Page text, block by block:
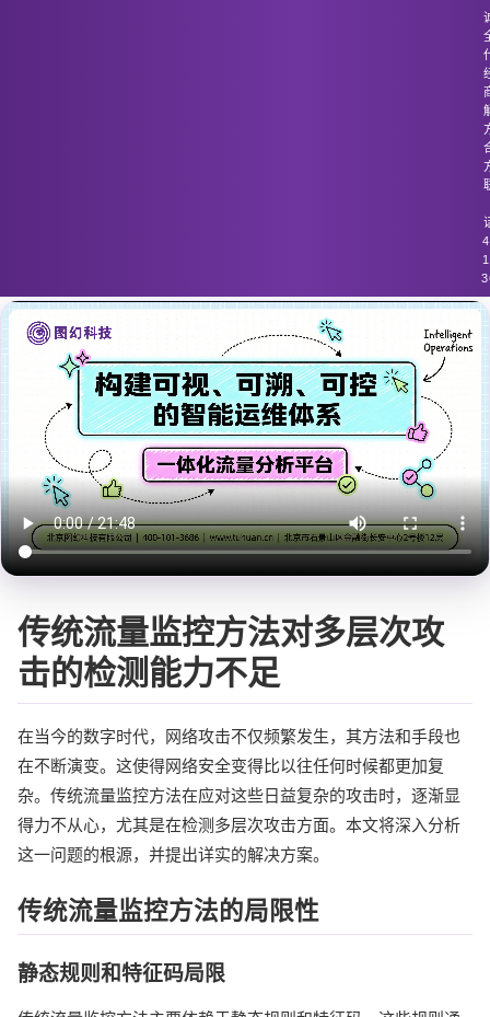
传统流量监控方法对多层次攻
击的检测能力不足
在当今的数字时代，网络攻击不仅频繁发生，其方法和手段也
在不断演变。这使得网络安全变得比以往任何时候都更加复
杂。传统流量监控方法在应对这些日益复杂的攻击时，逐渐显
得力不从心，尤其是在检测多层次攻击方面。本文将深入分析
这一问题的根源，并提出详实的解决方案。
传统流量监控方法的局限性
静态规则和特征码局限